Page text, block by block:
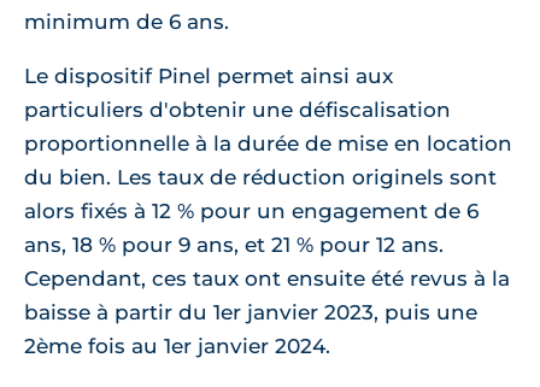
minimum de 6 ans.
Le dispositif Pinel permet ainsi aux
particuliers d'obtenir une défiscalisation
proportionnelle à la durée de mise en location
du bien. Les taux de réduction originels sont
alors fixés à 12 % pour un engagement de 6
ans, 18 % pour 9 ans, et 21 % pour 12 ans.
Cependant, ces taux ont ensuite été revus à la
baisse à partir du 1er janvier 2023, puis une
2ème fois au 1er janvier 2024.